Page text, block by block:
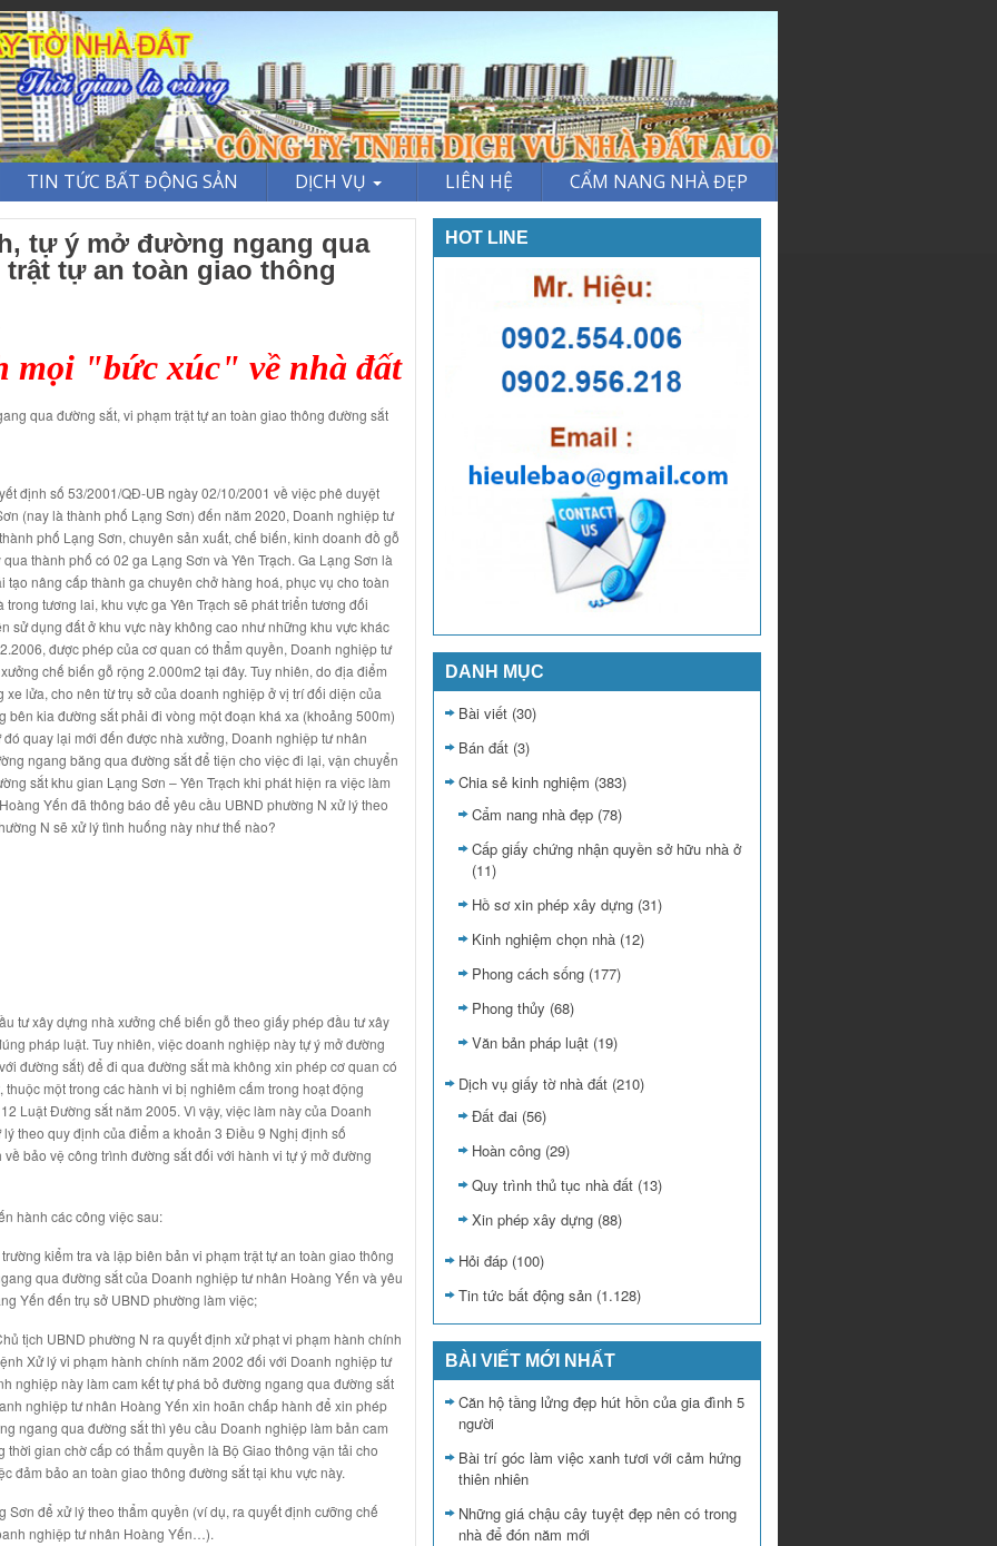
TIN TỨC BẤT ĐỘNG SẢN DỊCH VỤ LIÊN HỆ CẨM NANG NHÀ ĐẸP
tự ý mở đường ngang qua
tự an toàn giao thông
mọi "bức xúc" về nhà đất
qua đường sắt, vi phạm trật tự an toàn giao thông đường sắt
định số 53/2001/QĐ-UB ngày 02/10/2001 về việc phê duyệt
(nay là thành phố Lạng Sơn) đến năm 2020, Doanh nghiệp tư
phố Lạng Sơn, chuyên sản xuất, chế biến, kinh doanh đồ gỗ
thành phố có 02 ga Lạng Sơn và Yên Trạch. Ga Lạng Sơn là
tạo nâng cấp thành ga chuyên chở hàng hoá, phục vụ cho toàn
tương lai, khu vực ga Yên Trạch sẽ phát triển tương đối
sử dụng đất ở khu vực này không cao như những khu vực khác
được phép của cơ quan có thẩm quyền, Doanh nghiệp tư
chế biến gỗ rộng 2.000m2 tại đây. Tuy nhiên, do địa điểm
lửa, cho nên từ trụ sở của doanh nghiệp ở vị trí đối diện của
kia đường sắt phải đi vòng một đoạn khá xa (khoảng 500m)
quay lại mới đến được nhà xưởng, Doanh nghiệp tư nhân
ngang băng qua đường sắt để tiện cho việc đi lại, vận chuyển
sắt khu gian Lạng Sơn – Yên Trạch khi phát hiện ra việc làm
Yến đã thông báo để yêu cầu UBND phường N xử lý theo
N sẽ xử lý tình huống này như thế nào?
tư xây dựng nhà xưởng chế biến gỗ theo giấy phép đầu tư xây
pháp luật. Tuy nhiên, việc doanh nghiệp này tự ý mở đường
đường sắt) để đi qua đường sắt mà không xin phép cơ quan có
một trong các hành vi bị nghiêm cấm trong hoạt động
Luật Đường sắt năm 2005. Vì vậy, việc làm này của Doanh
theo quy định của điểm a khoản 3 Điều 9 Nghị định số
bảo vệ công trình đường sắt đối với hành vi tự ý mở đường
hành các công việc sau:
kiểm tra và lập biên bản vi phạm trật tự an toàn giao thông
qua đường sắt của Doanh nghiệp tư nhân Hoàng Yến và yêu
Yến đến trụ sở UBND phường làm việc;
tịch UBND phường N ra quyết định xử phạt vi phạm hành chính
Xử lý vi phạm hành chính năm 2002 đối với Doanh nghiệp tư
nghiệp này làm cam kết tự phá bỏ đường ngang qua đường sắt
nghiệp tư nhân Hoàng Yến xin hoãn chấp hành để xin phép
ngang qua đường sắt thì yêu cầu Doanh nghiệp làm bản cam
gian chờ cấp có thẩm quyền là Bộ Giao thông vận tải cho
đảm bảo an toàn giao thông đường sắt tại khu vực này.
để xử lý theo thẩm quyền (ví dụ, ra quyết định cưỡng chế
nghiệp tư nhân Hoàng Yến…).
HOT LINE
DANH MỤC
Bài viết (30)
Bán đất (3)
Chia sẻ kinh nghiệm (383)
Cẩm nang nhà đẹp (78)
Cấp giấy chứng nhận quyền sở hữu nhà ở
(11)
Hồ sơ xin phép xây dựng (31)
Kinh nghiệm chọn nhà (12)
Phong cách sống (177)
Phong thủy (68)
Văn bản pháp luật (19)
Dịch vụ giấy tờ nhà đất (210)
Đất đai (56)
Hoàn công (29)
Quy trình thủ tục nhà đất (13)
Xin phép xây dựng (88)
Hỏi đáp (100)
Tin tức bất động sản (1.128)
BÀI VIẾT MỚI NHẤT
Căn hộ tầng lửng đẹp hút hồn của gia đình 5
người
Bài trí góc làm việc xanh tươi với cảm hứng
thiên nhiên
Những giá chậu cây tuyệt đẹp nên có trong
nhà để đón năm mới